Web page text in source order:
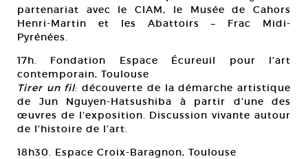
partenariat avec le CIAM, le Musée de Cahors
Henri-Martin et les Abattoirs – Frac Midi-
Pyrénées.
17h. Fondation Espace Écureuil pour l’art
contemporain, Toulouse
Tirer un fil: découverte de la démarche artistique
de Jun Nguyen-Hatsushiba à partir d’une des
œuvres de l’exposition. Discussion vivante autour
de l’histoire de l’art.
18h30. Espace Croix-Baragnon, Toulouse